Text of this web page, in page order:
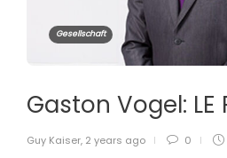
Gesellschaft
Gaston Vogel: LE
Guy Kaiser, 2 years ago 0